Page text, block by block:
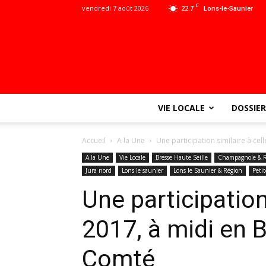
22.7 C Lons-le-Saunier
vendredi 7 août 2026
VIE LOCALE
Accueil A la Une Une participation similaire à
A la Une Vie Locale Bresse Haute Seille Champagnole &
Jura nord
Lons le saunier Lons le Saunier & Région
Une
2017, à midi en
Comté